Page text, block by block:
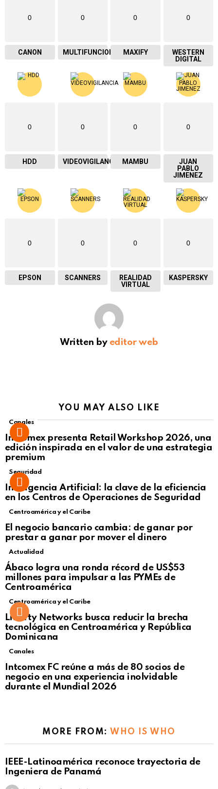
0
CANON
0
MULTIFUNCIONAL
0
MAXIFY
0
WESTERN
DIGITAL
0
HDD
0
VIDEOVIGILANCIA
0
MAMBU
0
JUAN
PABLO
JIMENEZ
0
EPSON
0
SCANNERS
0
REALIDAD
VIRTUAL
0
KASPERSKY
Written by editor web
YOU MAY ALSO LIKE
Canales
Intcomex presenta Retail Workshop 2026, una
edición inspirada en el valor de una estrategia
premium
Seguridad
Inteligencia Artificial: la clave de la eficiencia
en los Centros de Operaciones de Seguridad
Centroamérica y el Caribe
El negocio bancario cambia: de ganar por
prestar a ganar por mover el dinero
Not Safe For Work
Click to view this post
Actualidad
Ábaco logra una ronda récord de US$53
millones para impulsar a las PYMEs de
Centroamérica
Centroamérica y el Caribe
Liberty Networks busca reducir la brecha
tecnológica en Centroamérica y República
Dominicana
Canales
Intcomex FC reúne a más de 80 socios de
negocio en una experiencia inolvidable
durante el Mundial 2026
MORE FROM: WHO IS WHO
IEEE-Latinoamérica reconoce trayectoria de
Ingeniera de Panamá